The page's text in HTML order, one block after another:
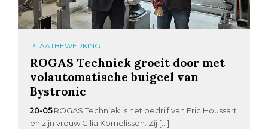
PLAATBEWERKING
ROGAS Techniek groeit door met
volautomatische buigcel van
Bystronic
20-05 ROGAS Techniek is het bedrijf van Eric Houssart
en zijn vrouw Cilia Kornelissen. Zij […]